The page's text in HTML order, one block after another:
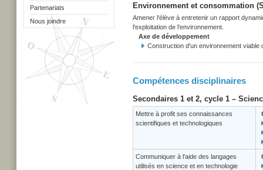
Partenariats
Nous joindre
Environnement et consommation
Amener l'élève à entretenir un rapport
l'exploitation de l'environnement.
Axe de développement
Construction d'un environnement
Compétences disciplinaires
Secondaires 1 et 2, cycle 1 –
Mettre à profit ses connaissances
scientifiques et technologiques
Communiquer à l'aide des langages
utilisés en science et en technologie